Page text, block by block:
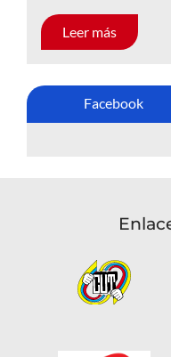
Leer más
Facebook